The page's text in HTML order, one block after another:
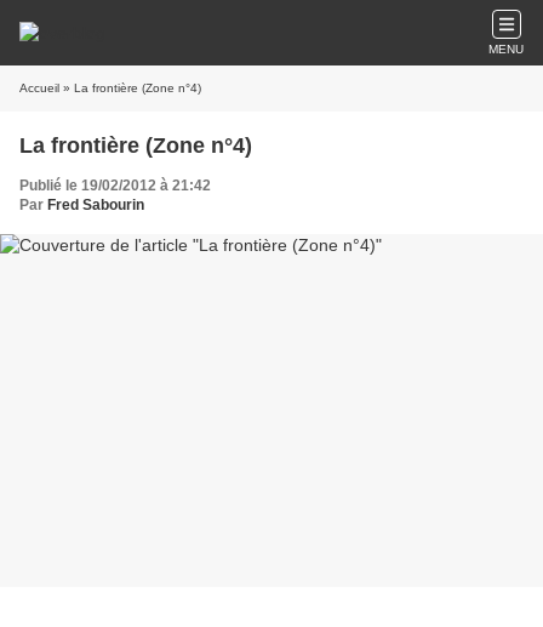
MENU
Accueil » La frontière (Zone n°4)
La frontière (Zone n°4)
Publié le 19/02/2012 à 21:42
Par Fred Sabourin